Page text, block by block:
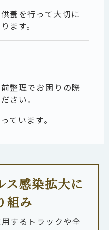
養を行って大切に
ます。
整理でお困りの際
さい。
ています。
ス感染拡大に
組み
するトラックや全